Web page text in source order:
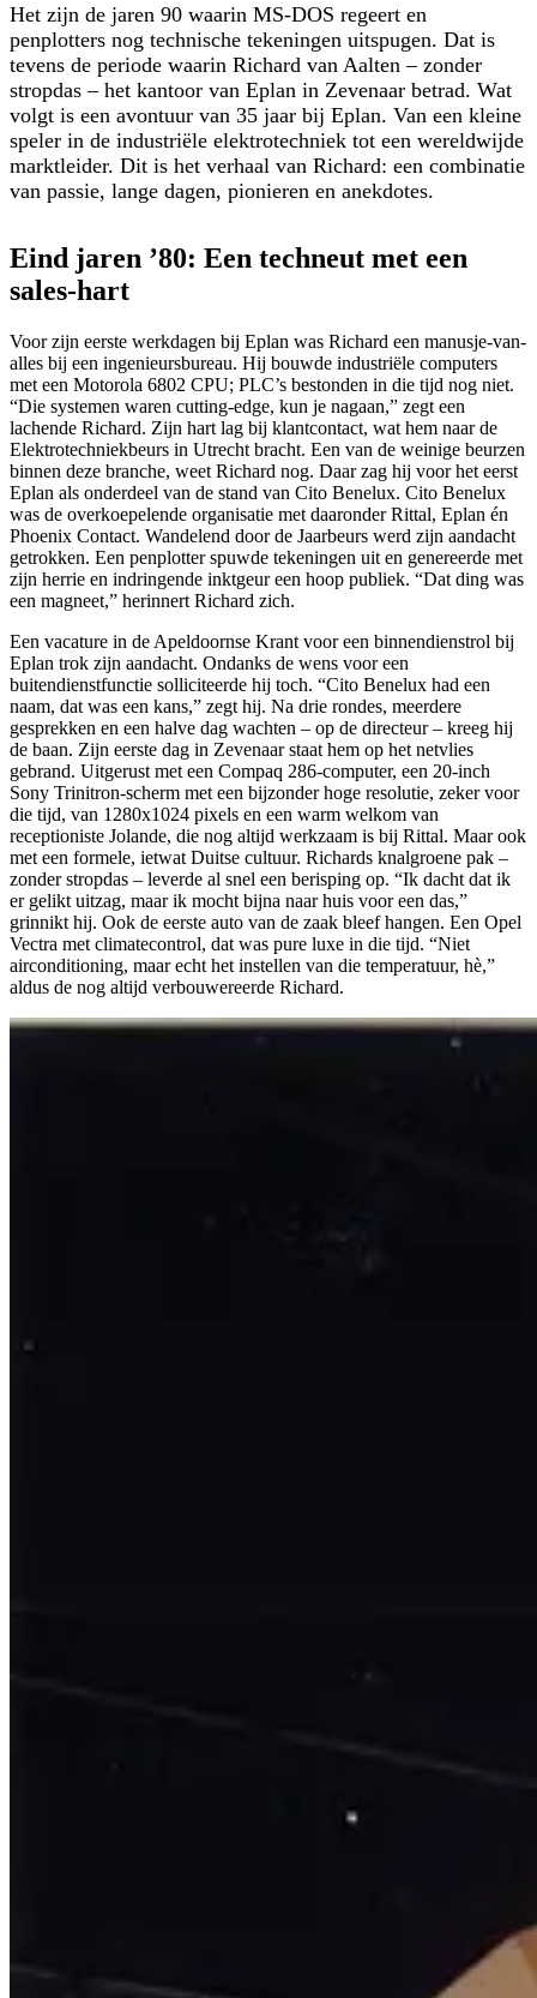
Het zijn de jaren 90 waarin MS-DOS regeert en
penplotters nog technische tekeningen uitspugen. Dat is
tevens de periode waarin Richard van Aalten – zonder
stropdas – het kantoor van Eplan in Zevenaar betrad. Wat
volgt is een avontuur van 35 jaar bij Eplan. Van een kleine
speler in de industriële elektrotechniek tot een wereldwijde
marktleider. Dit is het verhaal van Richard: een combinatie
van passie, lange dagen, pionieren en anekdotes.
Eind jaren ’80: Een techneut met een
sales-hart
Voor zijn eerste werkdagen bij Eplan was Richard een manusje-van-
alles bij een ingenieursbureau. Hij bouwde industriële computers
met een Motorola 6802 CPU; PLC’s bestonden in die tijd nog niet.
“Die systemen waren cutting-edge, kun je nagaan,” zegt een
lachende Richard. Zijn hart lag bij klantcontact, wat hem naar de
Elektrotechniekbeurs in Utrecht bracht. Een van de weinige beurzen
binnen deze branche, weet Richard nog. Daar zag hij voor het eerst
Eplan als onderdeel van de stand van Cito Benelux. Cito Benelux
was de overkoepelende organisatie met daaronder Rittal, Eplan én
Phoenix Contact. Wandelend door de Jaarbeurs werd zijn aandacht
getrokken. Een penplotter spuwde tekeningen uit en genereerde met
zijn herrie en indringende inktgeur een hoop publiek. “Dat ding was
een magneet,” herinnert Richard zich.
Een vacature in de Apeldoornse Krant voor een binnendienstrol bij
Eplan trok zijn aandacht. Ondanks de wens voor een
buitendienstfunctie solliciteerde hij toch. “Cito Benelux had een
naam, dat was een kans,” zegt hij. Na drie rondes, meerdere
gesprekken en een halve dag wachten – op de directeur – kreeg hij
de baan. Zijn eerste dag in Zevenaar staat hem op het netvlies
gebrand. Uitgerust met een Compaq 286-computer, een 20-inch
Sony Trinitron-scherm met een bijzonder hoge resolutie, zeker voor
die tijd, van 1280x1024 pixels en een warm welkom van
receptioniste Jolande, die nog altijd werkzaam is bij Rittal. Maar ook
met een formele, ietwat Duitse cultuur. Richards knalgroene pak –
zonder stropdas – leverde al snel een berisping op. “Ik dacht dat ik
er gelikt uitzag, maar ik mocht bijna naar huis voor een das,”
grinnikt hij. Ook de eerste auto van de zaak bleef hangen. Een Opel
Vectra met climatecontrol, dat was pure luxe in die tijd. “Niet
airconditioning, maar echt het instellen van die temperatuur, hè,”
aldus de nog altijd verbouwereerde Richard.